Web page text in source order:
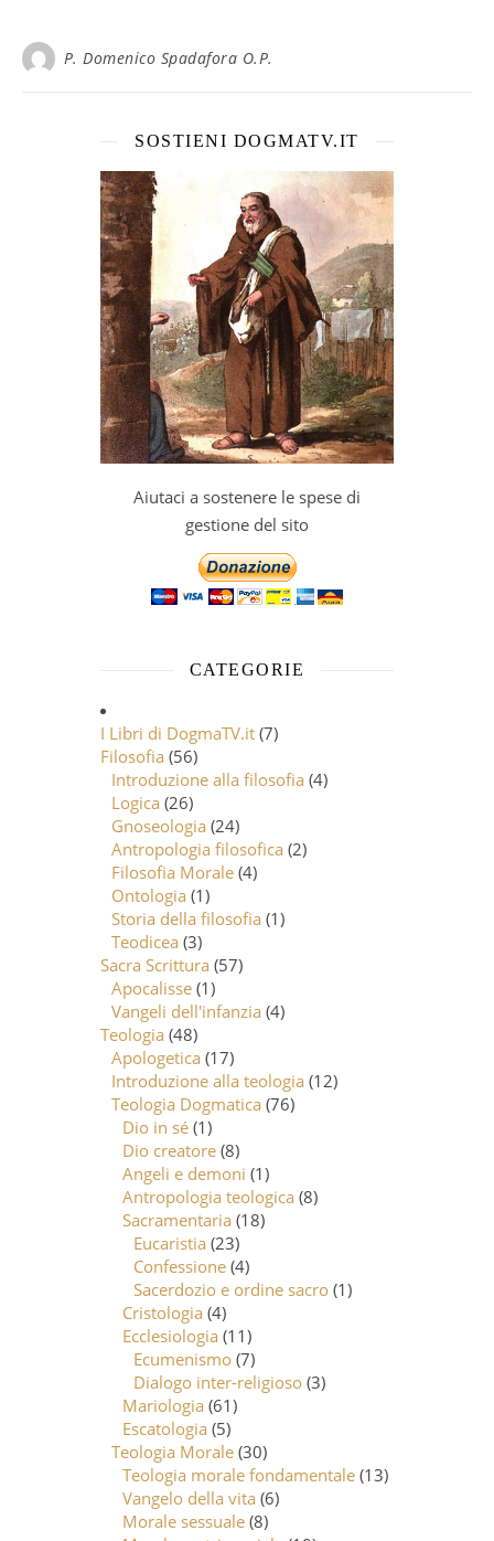
P. Domenico Spadafora O.P.
SOSTIENI DOGMATV.IT
Aiutaci a sostenere le spese di
gestione del sito
CATEGORIE
I Libri di DogmaTV.it (7)
Filosofia (56)
Introduzione alla filosofia (4)
Logica (26)
Gnoseologia (24)
Antropologia filosofica (2)
Filosofia Morale (4)
Ontologia (1)
Storia della filosofia (1)
Teodicea (3)
Sacra Scrittura (57)
Apocalisse (1)
Vangeli dell'infanzia (4)
Teologia (48)
Apologetica (17)
Introduzione alla teologia (12)
Teologia Dogmatica (76)
Dio in sé (1)
Dio creatore (8)
Angeli e demoni (1)
Antropologia teologica (8)
Sacramentaria (18)
Eucaristia (23)
Confessione (4)
Sacerdozio e ordine sacro (1)
Cristologia (4)
Ecclesiologia (11)
Ecumenismo (7)
Dialogo inter-religioso (3)
Mariologia (61)
Escatologia (5)
Teologia Morale (30)
Teologia morale fondamentale (13)
Vangelo della vita (6)
Morale sessuale (8)